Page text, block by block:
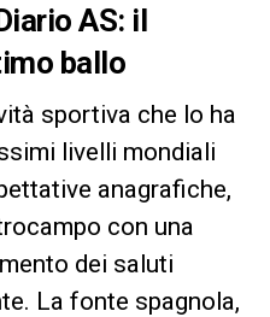
AS: il
ballo
sportiva che lo ha
livelli mondiali
anagrafiche,
con una
dei saluti
La fonte spagnola,